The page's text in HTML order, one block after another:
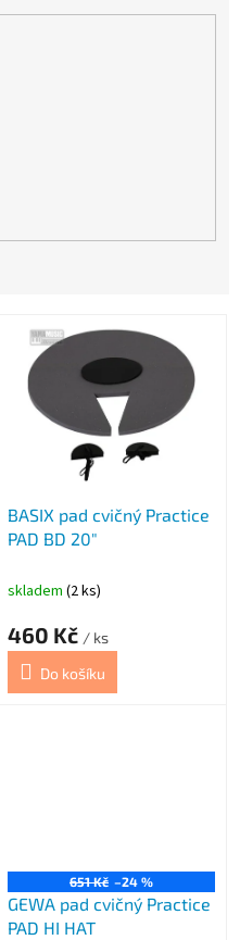
BASIX pad cvičný Practice
PAD BD 20"
skladem (2 ks)
460 Kč / ks
Do košíku
651 Kč –24 %
GEWA pad cvičný Practice
PAD HI HAT